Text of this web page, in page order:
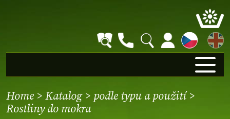
EN
Home > Katalog> podle typu a použití>
Rostliny do mokra